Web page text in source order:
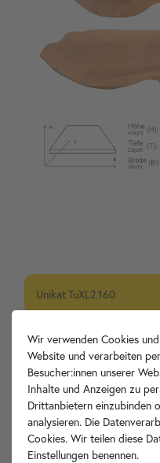
UnikatTuXL2.160
Wir verwenden Cookies
Website und verarbeiten
Besucher:innen unserer
Inhalte und Anzeigen zu
Drittanbietern einzubinden
analysieren. Die
Cookies. Wir teilen diese
Einstellungen benennen.